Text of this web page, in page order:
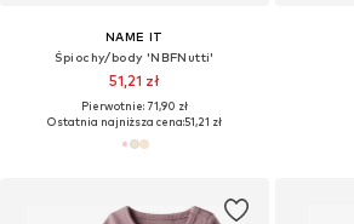
NAME IT
Śpiochy/body 'NBFNutti'
51,21 zł
Pierwotnie: 71,90 zł
Ostatnia najniższa cena:51,21 zł